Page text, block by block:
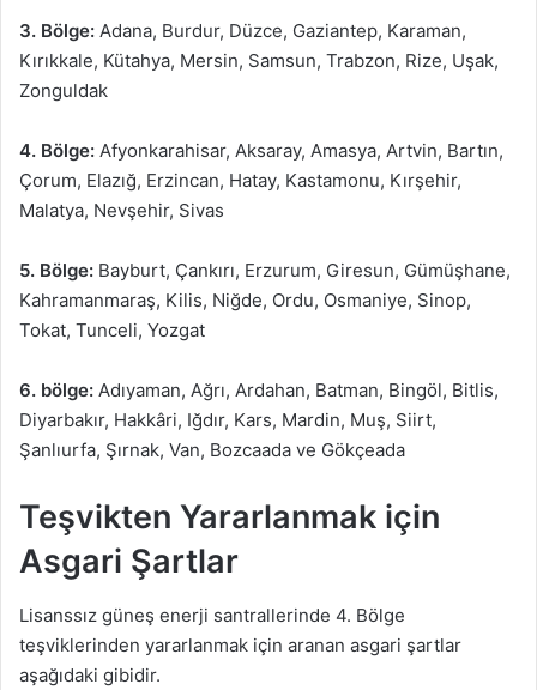
3. Bölge: Adana, Burdur, Düzce, Gaziantep, Karaman,
Kırıkkale, Kütahya, Mersin, Samsun, Trabzon, Rize, Uşak,
Zonguldak
4. Bölge: Afyonkarahisar, Aksaray, Amasya, Artvin, Bartın,
Çorum, Elazığ, Erzincan, Hatay, Kastamonu, Kırşehir,
Malatya, Nevşehir, Sivas
5. Bölge: Bayburt, Çankırı, Erzurum, Giresun, Gümüşhane,
Kahramanmaraş, Kilis, Niğde, Ordu, Osmaniye, Sinop,
Tokat, Tunceli, Yozgat
6. bölge: Adıyaman, Ağrı, Ardahan, Batman, Bingöl, Bitlis,
Diyarbakır, Hakkâri, Iğdır, Kars, Mardin, Muş, Siirt,
Şanlıurfa, Şırnak, Van, Bozcaada ve Gökçeada
Teşvikten Yararlanmak için
Asgari Şartlar
Lisanssız güneş enerji santrallerinde 4. Bölge
teşviklerinden yararlanmak için aranan asgari şartlar
aşağıdaki gibidir.